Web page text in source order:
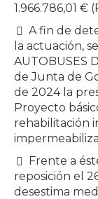
1.966.786,01 €
A fin de
la actuación,
AUTOBUSES
de Junta de
de 2024 la
Proyecto
rehabilitación
Frente a
reposición el
desestima